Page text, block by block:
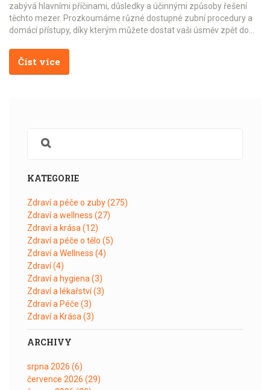
zabývá hlavními příčinami, důsledky a účinnými způsoby řešení
těchto mezer. Prozkoumáme různé dostupné zubní procedury a
domácí přístupy, díky kterým můžete dostat vaši úsměv zpět do
Číst více
KATEGORIE
Zdraví a péče o zuby(275)
Zdraví a wellness (27)
Zdraví a krása (12)
Zdraví a péče o tělo (5)
Zdraví a Wellness (4)
Zdraví(4)
Zdraví a hygiena (3)
Zdraví a lékařství(3)
Zdraví a Péče (3)
Zdraví a Krása (3)
ARCHIVY
srpna 2026 (6)
července 2026 (29)